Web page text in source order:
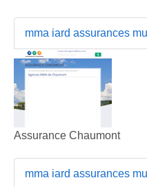
mma iard assurances
Assurance Chaumont
mma iard assurances